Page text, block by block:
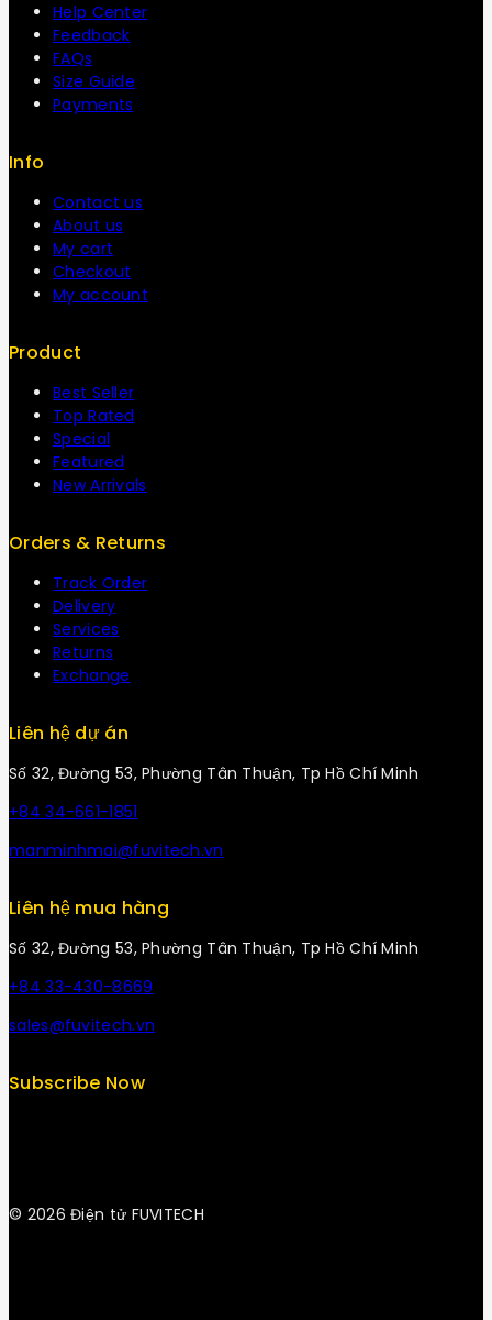
Help Center
Feedback
FAQs
Size Guide
Payments
Info
Contact us
About us
My cart
Checkout
My account
Product
Best Seller
Top Rated
Special
Featured
New Arrivals
Orders & Returns
Track Order
Delivery
Services
Returns
Exchange
Liên hệ dự án
Số 32, Đường 53, Phường Tân Thuận, Tp Hồ Chí Minh
+84 34-661-1851
manminhmai@fuvitech.vn
Liên hệ mua hàng
Số 32, Đường 53, Phường Tân Thuận, Tp Hồ Chí Minh
+84 33-430-8669
sales@fuvitech.vn
Subscribe Now
© 2026 Điện tử FUVITECH